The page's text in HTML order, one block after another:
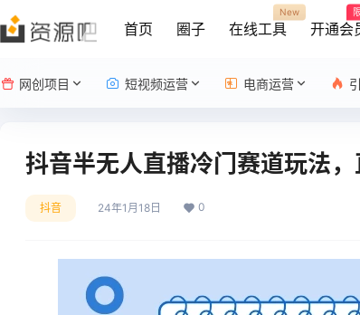
首页 圈子 在线工具
New
开通会
网创项目 短视频运营 电商运营
抖音半无人直播冷门赛道玩法
抖音 24年1月18日 0